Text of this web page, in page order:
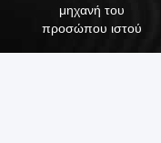
μηχανή του
προσώπου ιστού